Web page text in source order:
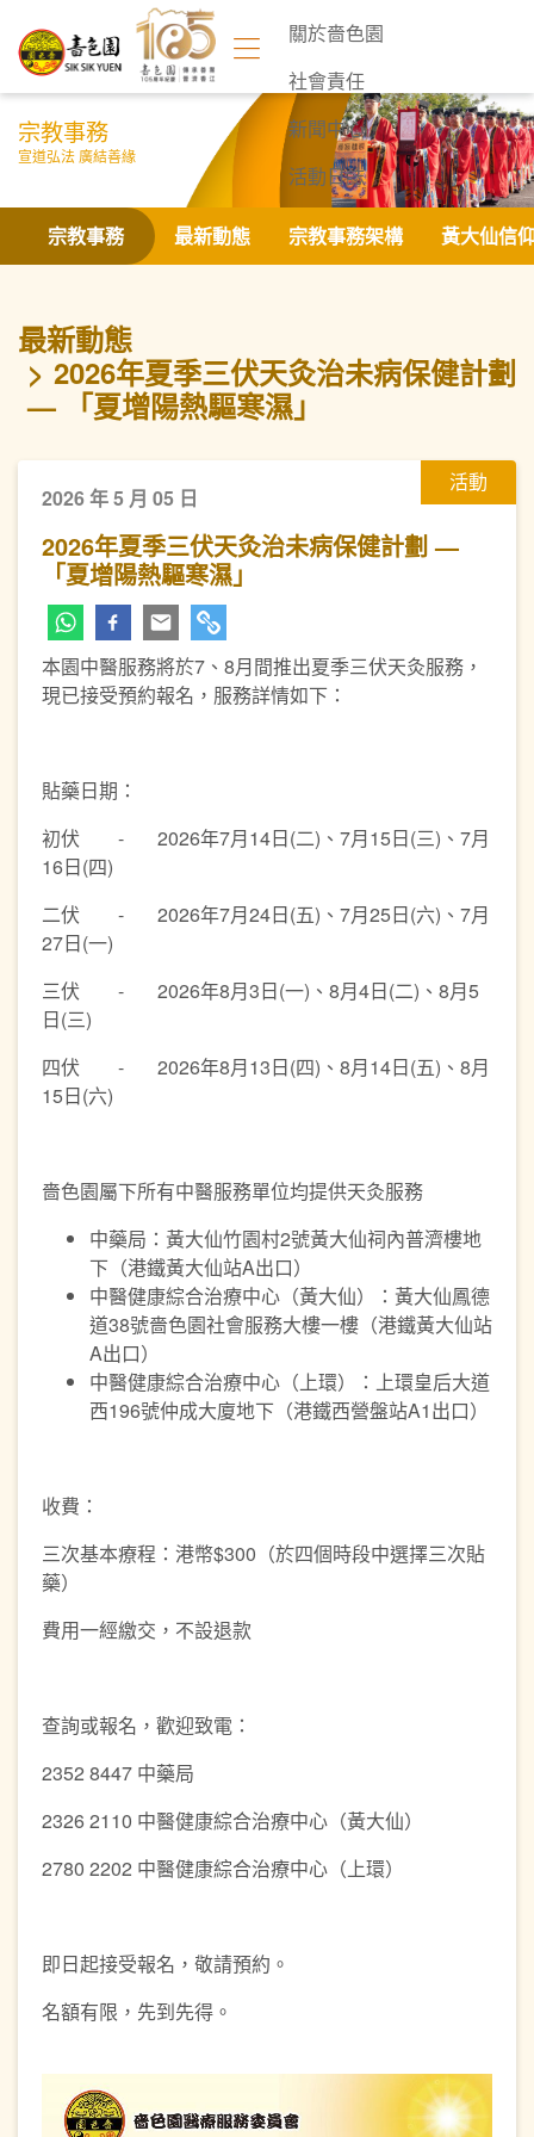
關於嗇色園
社會責任
新聞中心
活動日誌
聯絡我們
宗教事務
宣道弘法 廣結善緣
宗教事務 最新動態 宗教事務架構 黃大仙信
最新動態
2026年夏季三伏天灸治未病保健計劃
— 「夏增陽熱驅寒濕」
活動
2026 年 5 月 05 日
2026年夏季三伏天灸治未病保健計劃 —
「夏增陽熱驅寒濕」
本園中醫服務將於7、8月間推出夏季三伏天灸服務，
現已接受預約報名，服務詳情如下：
貼藥日期：
初伏 - 2026年7月14日(二)、7月15日(三)、7月
16日(四)
二伏 - 2026年7月24日(五)、7月25日(六)、7月
27日(一)
三伏 - 2026年8月3日(一)、8月4日(二)、8月5
日(三)
四伏 - 2026年8月13日(四)、8月14日(五)、8月
15日(六)
嗇色園屬下所有中醫服務單位均提供天灸服務
中藥局：黃大仙竹園村2號黃大仙祠內普濟樓地
下（港鐵黃大仙站A出口）
中醫健康綜合治療中心（黃大仙）：黃大仙鳳德
道38號嗇色園社會服務大樓一樓（港鐵黃大仙站
A出口）
中醫健康綜合治療中心（上環）：上環皇后大道
西196號仲成大廈地下（港鐵西營盤站A1出口）
收費：
三次基本療程：港幣$300（於四個時段中選擇三次貼
藥）
費用一經繳交，不設退款
查詢或報名，歡迎致電：
2352 8447 中藥局
2326 2110 中醫健康綜合治療中心（黃大仙）
2780 2202 中醫健康綜合治療中心（上環）
即日起接受報名，敬請預約。
名額有限，先到先得。